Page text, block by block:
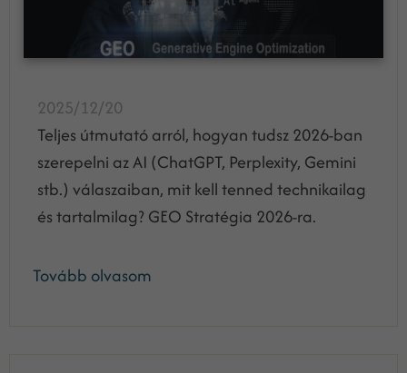
2025/12/20
Teljes útmutató arról, hogyan tudsz 2026-ban
szerepelni az AI (ChatGPT, Perplexity, Gemini
stb.) válaszaiban, mit kell tenned technikailag
és tartalmilag? GEO Stratégia 2026-ra.
Tovább olvasom